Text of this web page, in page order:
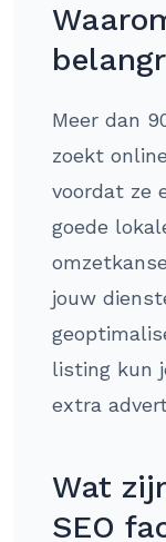
Meer dan
zoekt
voordat ze
goede
jouw
listing kun
extra
Wat
SEO